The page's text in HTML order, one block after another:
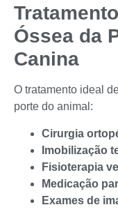
Óssea da
Canina
O tratamento ideal
porte do animal:
Cirurgia
Imobilização
Fisioterapia
Medicação
Exames de